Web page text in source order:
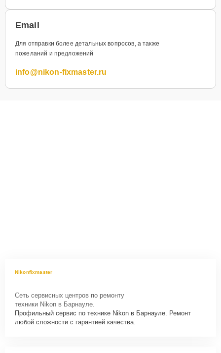
Email
Для отправки более детальных вопросов, а также
пожеланий и предложений
info@nikon-fixmaster.ru
Nikonfixmaster
Сеть сервисных центров по ремонту
техники Nikon в Барнауле.
Профильный сервис по технике Nikon в Барнауле. Ремонт
любой сложности с гарантией качества.